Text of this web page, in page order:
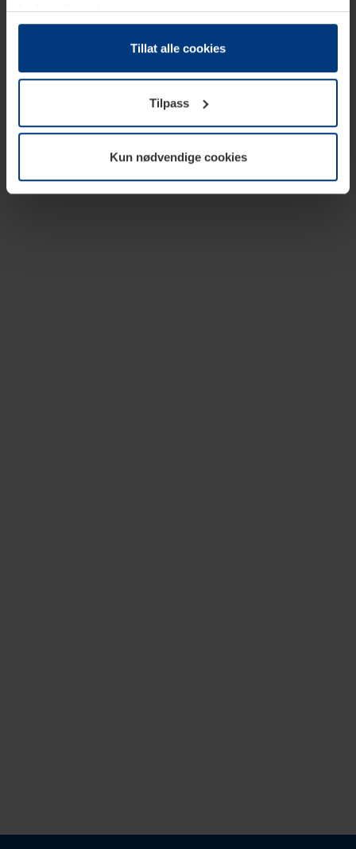
bruk av tjenestene.
Etter loven kan vi lagre informasjonskapsler på din
datamaskin, hvis disse er absolutt nødvendig for drift av
trenger vi din tillatelse. Du kan når som helst endre eller
tilbakekalle ditt samtykke i forklaringen av
informasjonskapselen på sidenPersonvernerklæringpå
Tillat alle cookies
Tilpass
Kun nødvendige cookies